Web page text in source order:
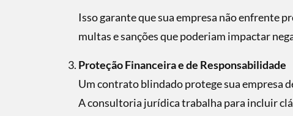
Isso garante que sua empresa não enfrente
multas e sanções que poderiam impactar
Proteção Financeira e de Responsabilidade
Um contrato blindado protege sua empresa
A consultoria jurídica trabalha para incluir